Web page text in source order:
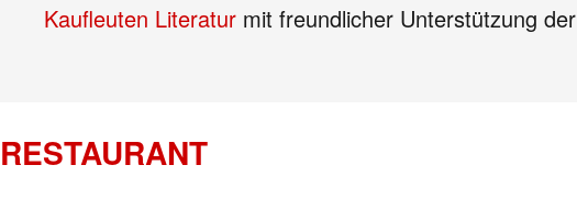
Kaufleuten Literatur mit freundlicher Unterstützung der
RESTAURANT